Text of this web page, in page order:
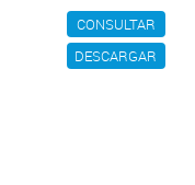
CONSULTAR
DESCARGAR